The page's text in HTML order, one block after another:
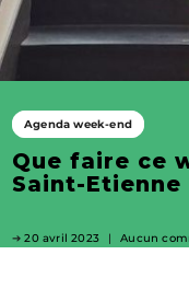
Agenda week-end
Que faire ce
Saint-Etienne
20 avril 2023 Aucun